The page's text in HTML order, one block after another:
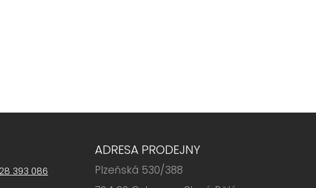
393 086
ADRESA PRODEJNY
Plzeňská 530/388